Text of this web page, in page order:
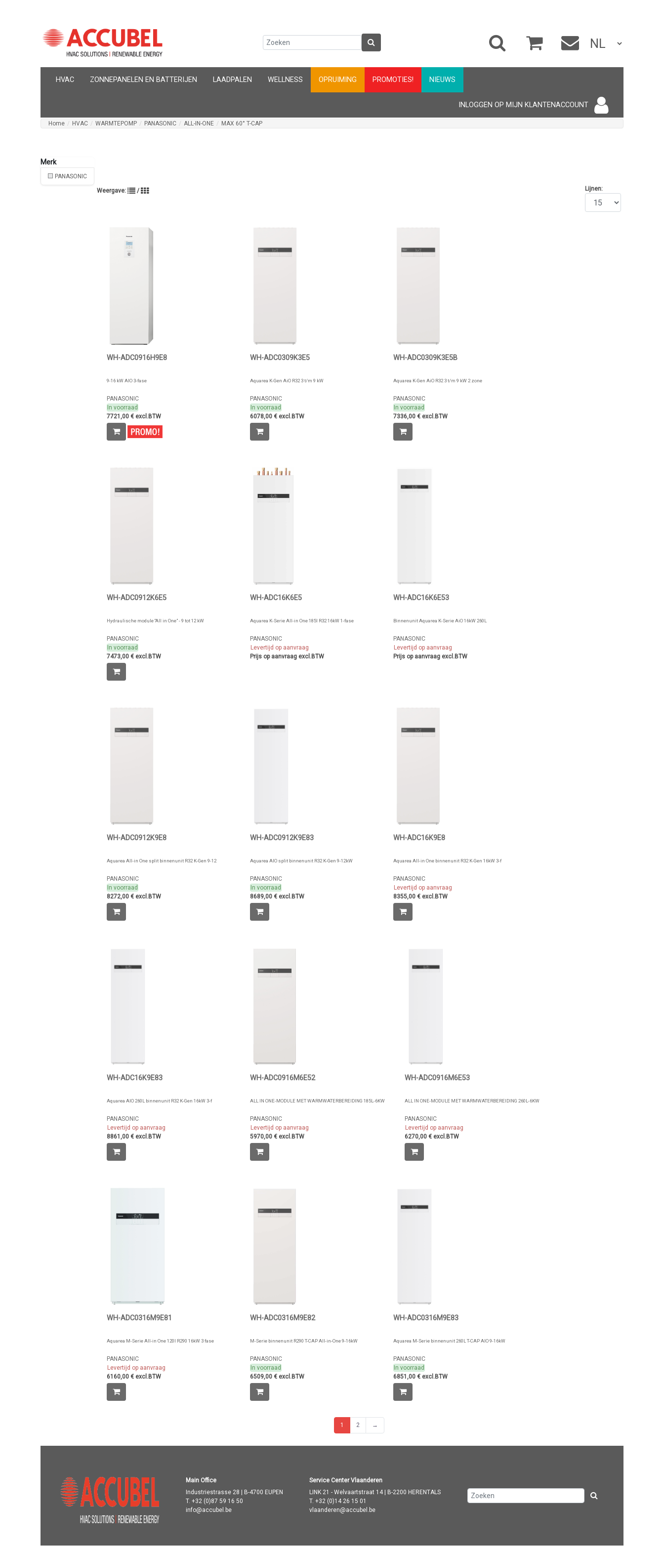
HVAC ZONNEPANELEN EN BATTERIJEN LAADPALEN WELLNESS OPRUIMING PROMOTIES! NIEUWS
INLOGGEN OP MIJN KLANTENACCOUNT
Home / HVAC / WARMTEPOMP / PANASONIC / ALL-IN-ONE / MAX 60° T-CAP
PANASONIC
Weergave: / Lijnen:
WH-ADC0916H9E8
9-16 kW AIO 3-fase
PANASONIC
In voorraad
7721,00 € excl.BTW
WH-ADC0309K3E5
Aquarea K-Gen AiO R32 3 t/m 9 kW
PANASONIC
In voorraad
6078,00 € excl.BTW
WH-ADC0309K3E5B
Aquarea K-Gen AiO R32 3 t/m 9 kW 2 zone
PANASONIC
In voorraad
7336,00 € excl.BTW
WH-ADC0912K6E5
Hydraulische module “All in One” - 9 tot 12 kW
PANASONIC
In voorraad
7473,00 € excl.BTW
WH-ADC16K6E5
Aquarea K-Serie All-in One 185l R32 16kW 1-fase
PANASONIC
Levertijd op aanvraag
Prijs op aanvraag excl.BTW
WH-ADC16K6E53
Binnenunit Aquarea K-Serie AiO 16kW 260L
PANASONIC
Levertijd op aanvraag
Prijs op aanvraag excl.BTW
WH-ADC0912K9E8
Aquarea All-in One split binnenunit R32 K-Gen 9-12
PANASONIC
In voorraad
8272,00 € excl.BTW
WH-ADC0912K9E83
Aquarea AIO split binnenunit R32 K-Gen 9-12kW
PANASONIC
In voorraad
8689,00 € excl.BTW
WH-ADC16K9E8
Aquarea All-in One binnenunit R32 K-Gen 16kW 3-f
PANASONIC
Levertijd op aanvraag
8355,00 € excl.BTW
WH-ADC16K9E83
Aquarea AIO 260L binnenunit R32 K-Gen 16kW 3-f
PANASONIC
Levertijd op aanvraag
8861,00 € excl.BTW
WH-ADC0916M6E52
ALL IN ONE-MODULE MET WARMWATERBEREIDING 185L-6KW
PANASONIC
Levertijd op aanvraag
5970,00 € excl.BTW
WH-ADC0916M6E53
ALL IN ONE-MODULE MET WARMWATERBEREIDING 260L-6KW
PANASONIC
Levertijd op aanvraag
6270,00 € excl.BTW
WH-ADC0316M9E81
Aquarea M-Serie All-in One 120l R290 16kW 3 fase
PANASONIC
Levertijd op aanvraag
6160,00 € excl.BTW
WH-ADC0316M9E82
M-Serie binnenunit R290 T-CAP All-in-One 9-16kW
PANASONIC
In voorraad
6509,00 € excl.BTW
WH-ADC0316M9E83
Aquarea M-Serie binnenunit 260L T-CAP AIO 9-16kW
PANASONIC
In voorraad
6851,00 € excl.BTW
1 2 →
Main Office
Industriestrasse 28 | B-4700 EUPEN
T. +32 (0)87 59 16 50
info@accubel.be
Service Center Vlaanderen
LINK 21 - Welvaartstraat 14 | B-2200 HERENTALS
T.+32 (0)14 26 15 01
vlaanderen@accubel.be